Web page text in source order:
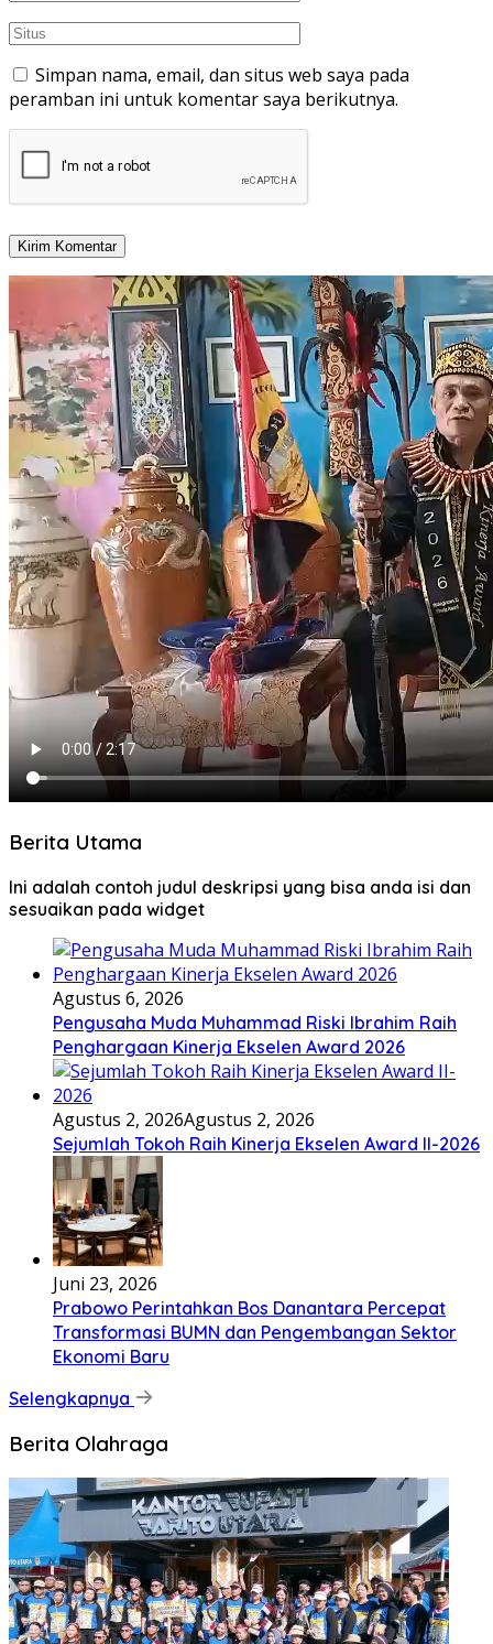
Simpan nama, email, dan situs web saya pada
peramban ini untuk komentar saya berikutnya.
Berita Utama
Ini adalah contoh judul deskripsi yang bisa anda isi dan
sesuaikan pada widget
Agustus 6, 2026
Pengusaha Muda Muhammad Riski Ibrahim Raih
Penghargaan Kinerja Ekselen Award 2026
Agustus 2, 2026Agustus 2, 2026
Sejumlah Tokoh Raih Kinerja Ekselen Award II-2026
Juni 23, 2026
Prabowo Perintahkan Bos Danantara Percepat
Transformasi BUMN dan Pengembangan Sektor
Ekonomi Baru
Selengkapnya
Berita Olahraga